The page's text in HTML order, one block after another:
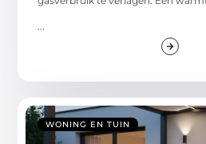
...
WONING EN TUIN